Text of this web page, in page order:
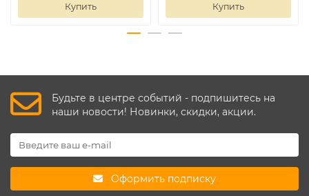
Купить Купить
Будьте в центре событий - подпишитесь на
наши новости! Новинки, скидки, акции.
Оформить подписку